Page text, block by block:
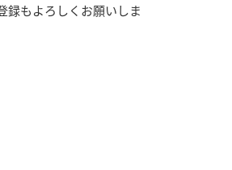
録もよろしくお願いしま